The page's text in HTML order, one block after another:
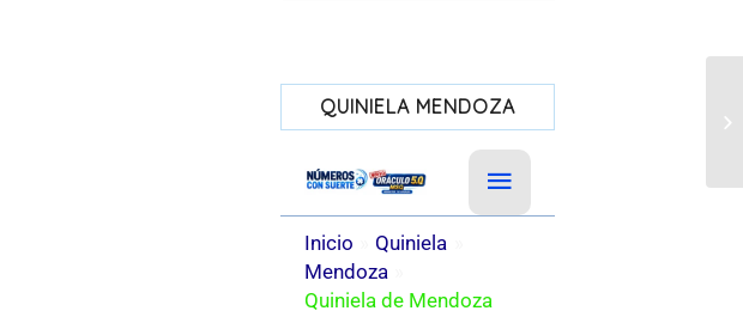
QUINIELA MENDOZA